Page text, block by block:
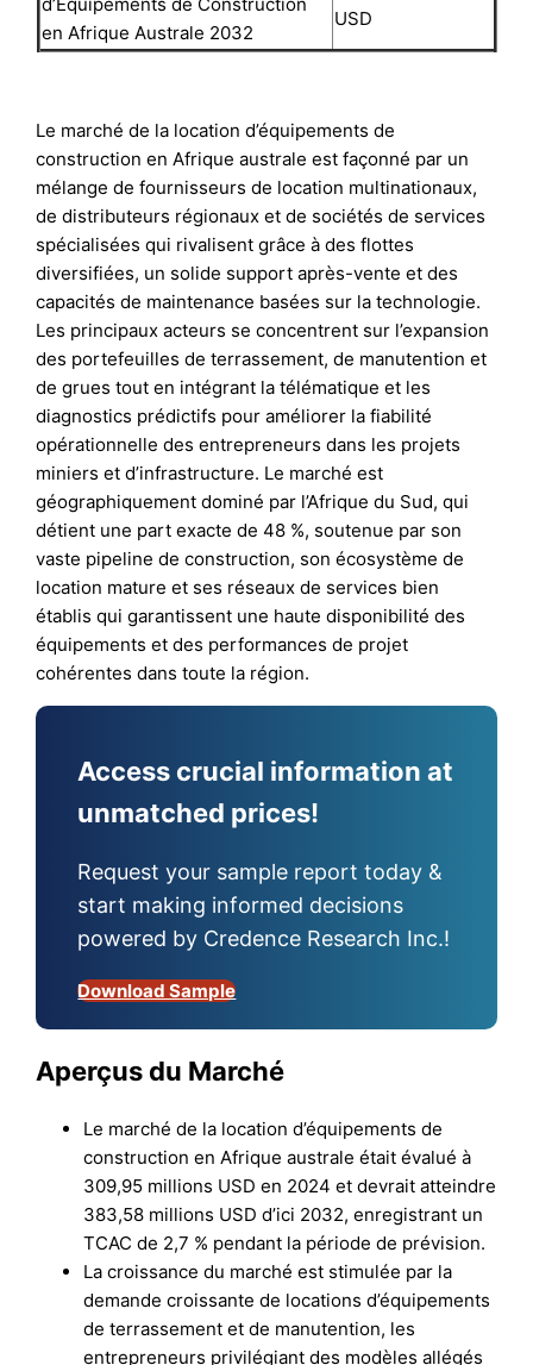
en Afrique Australe 2032
USD
Le marché de la location d’équipements de
construction en Afrique australe est façonné par un
mélange de fournisseurs de location multinationaux,
de distributeurs régionaux et de sociétés de services
spécialisées qui rivalisent grâce à des flottes
diversifiées, un solide support après-vente et des
capacités de maintenance basées sur la technologie.
Les principaux acteurs se concentrent sur l’expansion
des portefeuilles de terrassement, de manutention et
de grues tout en intégrant la télématique et les
diagnostics prédictifs pour améliorer la fiabilité
opérationnelle des entrepreneurs dans les projets
miniers et d’infrastructure. Le marché est
géographiquement dominé par l’Afrique du Sud, qui
détient une part exacte de 48 %, soutenue par son
vaste pipeline de construction, son écosystème de
location mature et ses réseaux de services bien
établis qui garantissent une haute disponibilité des
équipements et des performances de projet
cohérentes dans toute la région.
Access crucial information at
unmatched prices!
Request your sample report today &
start making informed decisions
powered by Credence Research Inc.!
Download Sample
Aperçus du Marché
Le marché de la location d’équipements de
construction en Afrique australe était évalué à
309,95 millions USD en 2024 et devrait atteindre
383,58 millions USD d’ici 2032, enregistrant un
TCAC de 2,7 % pendant la période de prévision.
La croissance du marché est stimulée par la
demande croissante de locations d’équipements
de terrassement et de manutention, les
entrepreneurs privilégiant des modèles allégés